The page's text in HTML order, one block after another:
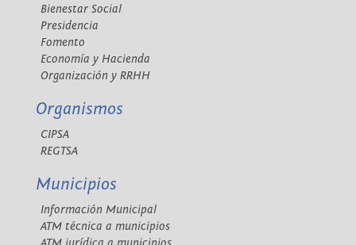
Bienestar Social
Presidencia
Fomento
Economía y Hacienda
Organización y RRHH
Organismos
CIPSA
REGTSA
Municipios
Información Municipal
ATM técnica a municipios